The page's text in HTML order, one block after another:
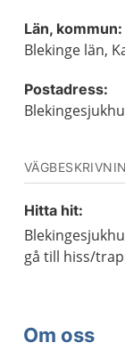
Län, kommun:
Blekinge län,
Postadress:
Hitta hit:
gå till hiss/
Om oss